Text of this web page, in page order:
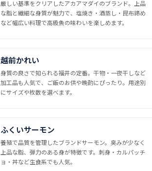
厳しい基準をクリアしたアカアマダイのブランド。上品
な脂と繊細な身質が魅力で、塩焼き・酒蒸し・昆布締め
など幅広い料理で高級魚の味わいを楽しめます。
越前かれい
身質の良さで知られる福井の定番。干物・一夜干しなど
加工品も人気で、ご飯のお供や晩酌にぴったり。用途別
にサイズや枚数を選べます。
ふくいサーモン
養殖で品質を管理したブランドサーモン。臭みが少なく
上品な脂、弾力のある身が特徴です。刺身・カルパッチ
ョ・丼など生食系でも人気。